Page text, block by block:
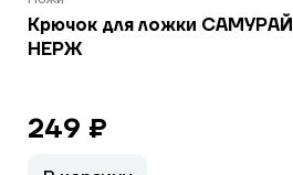
Крючок для ложки САМУРАЙ
НЕРЖ
249 ₽